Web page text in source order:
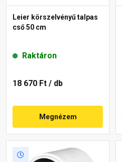
Leier körszelvényű talpas
cső 50 cm
Raktáron
18 670 Ft / db
Megnézem